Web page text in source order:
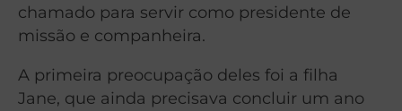
chamado para servir como presidente de
missão e companheira.
A primeira preocupação deles foi a filha
Jane, que ainda precisava concluir um ano